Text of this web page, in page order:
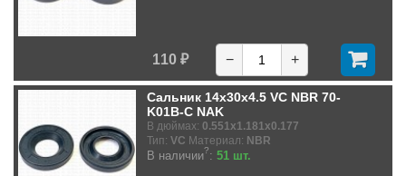
110 ₽ − +
Сальник 14x30x4.5 VC NBR 70-
K01B-C NAK
В дюймах: 0.551x1.181x0.177
Тип: VC Материал: NBR
В наличии?: 51 шт.